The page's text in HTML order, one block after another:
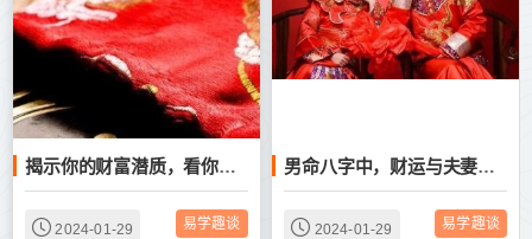
揭示你的财富潜质，看你的财运何时才会大爆发
2024-01-29 易学趣谈
男命八字中，财运与夫妻感情有何关系
2024-01-29 易学趣谈